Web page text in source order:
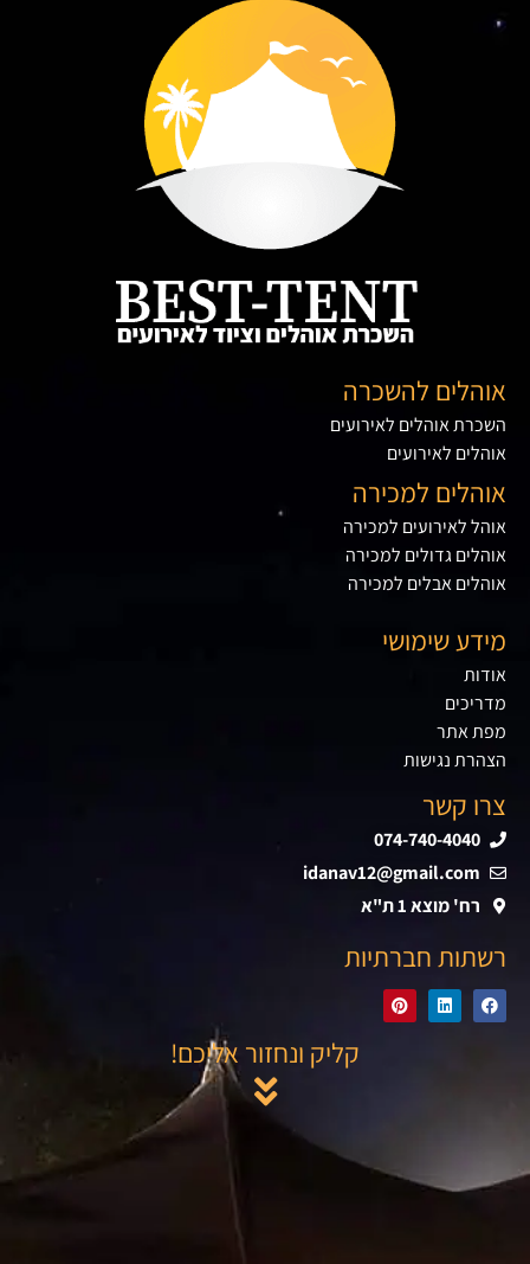
אוהלים להשכרה
השכרת אוהלים לאירועים
אוהלים לאירועים
אוהלים למכירה
אוהל לאירועים למכירה
אוהלים גדולים למכירה
אוהלים אבלים למכירה
מידע שימושי
אודות
מדריכים
מפת אתר
הצהרת נגישות
צרו קשר
074-740-4040
idanav12@gmail.com
רח' מוצא 1 ת"א
רשתות חברתיות
קליק ונחזור אליכם!